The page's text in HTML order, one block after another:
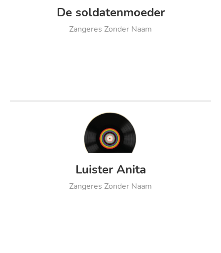
De soldatenmoeder
Zangeres Zonder Naam
Luister Anita
Zangeres Zonder Naam